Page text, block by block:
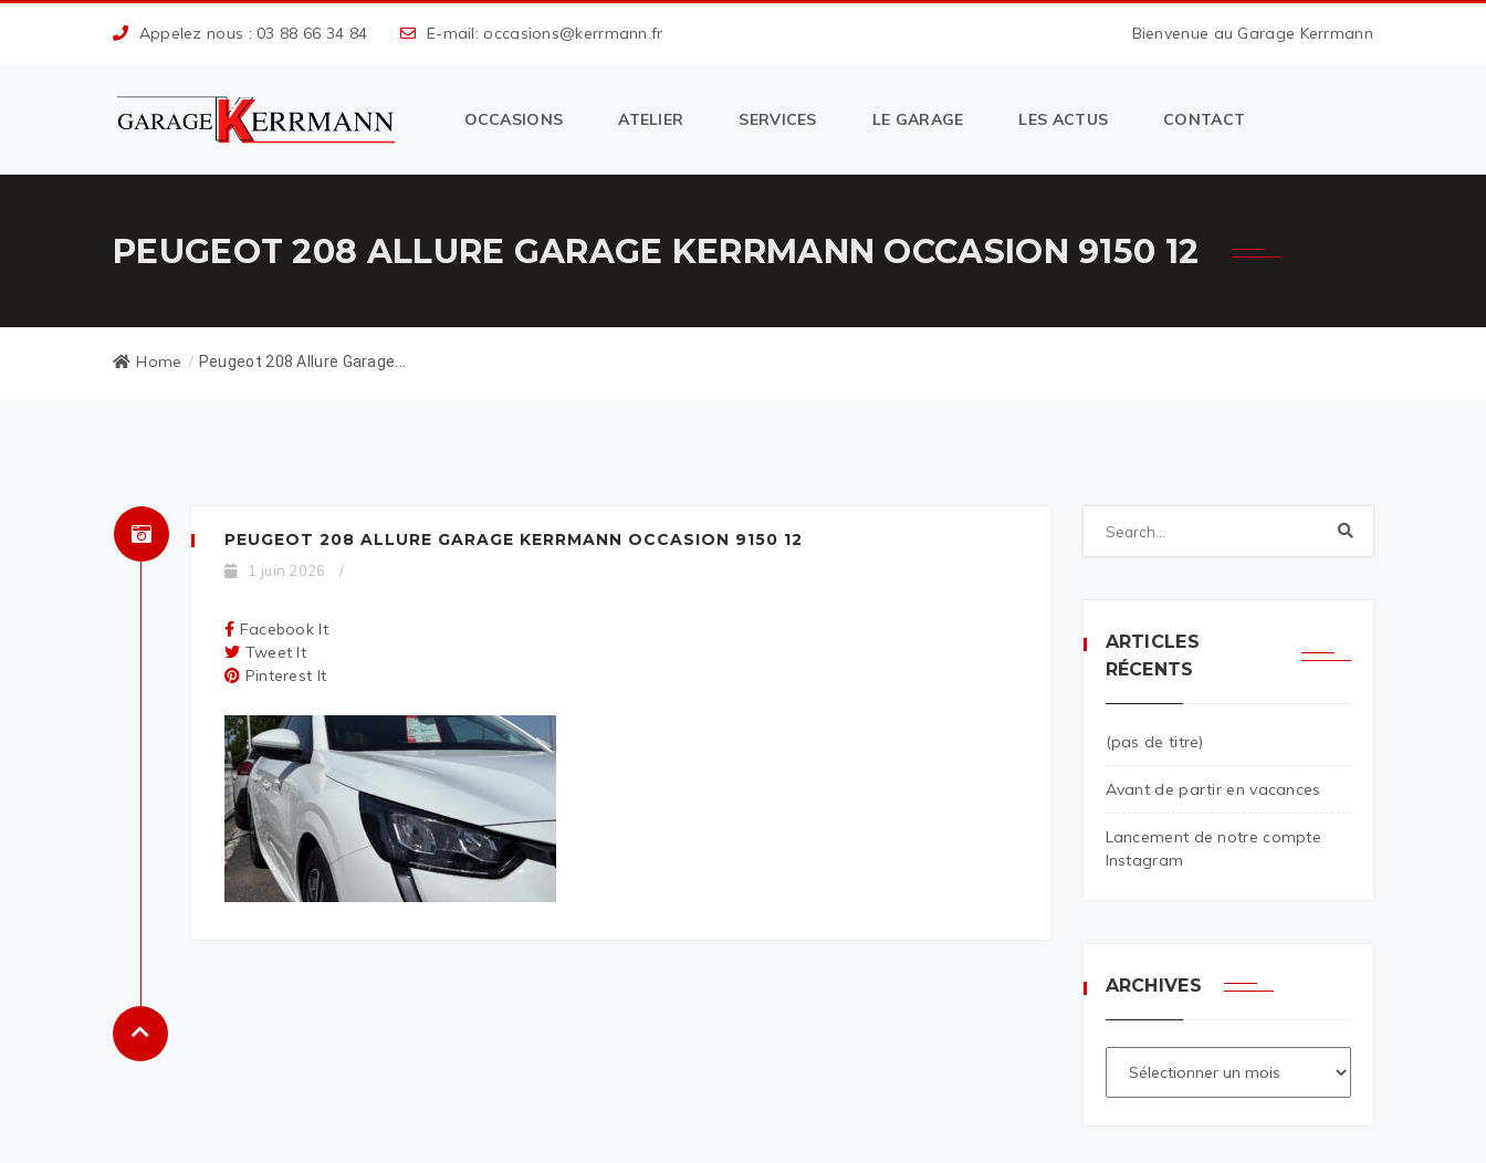
Appelez nous : 03 88 66 34 84 E-mail: occasions@kerrmann.fr Bienvenue au Garage Kerrmann
OCCASIONS ATELIER SERVICES LE GARAGE LES ACTUS CONTACT
PEUGEOT 208 ALLURE GARAGE KERRMANN OCCASION 9150 12
Home / Peugeot 208 Allure Garage...
PEUGEOT 208 ALLURE GARAGE KERRMANN OCCASION 9150 12
1 juin 2026 /
Facebook It
Tweet It
Pinterest It
ARTICLES
RÉCENTS
(pas de titre)
Avant de partir en vacances
Lancement de notre compte
Instagram
ARCHIVES